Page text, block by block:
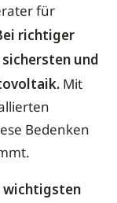
für
richtiger
und
Mit
Bedenken
wichtigsten